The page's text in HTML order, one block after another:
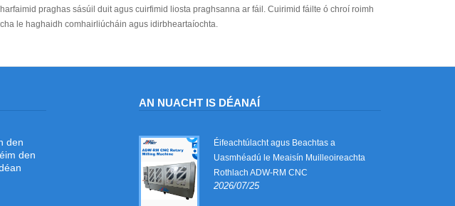
praghas sásúil duit agus cuirfimid liosta praghsanna ar fáil. Cuirimid fáilte ó chroí roimh
le haghaidh comhairliúcháin agus idirbheartaíochta.
den
den
AN NUACHT IS DÉANAÍ
Táthaire Léasair is Fearr le
Táthú Riail Cruach agus
Die?
Éifeachtúlacht agus Beachtas a
Uasmhéadú le Meaisín Muilleoireachta
Rothlach ADW-RM CNC
2026/07/25